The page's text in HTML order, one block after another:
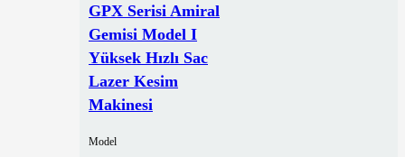
GPX Serisi Amiral
Gemisi Model I
Yüksek Hızlı Sac
Lazer Kesim
Makinesi
Model